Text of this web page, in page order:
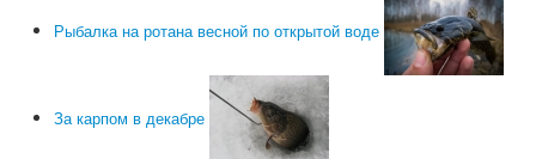
Рыбалка на ротана весной по открытой воде
За карпом в декабре